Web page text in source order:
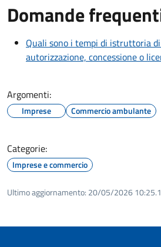
Domande
Quali sono i tempi di istruttoria
autorizzazione, concessione o
Argomenti:
Imprese Commercio ambulante
Categorie:
Imprese e commercio
Ultimo aggiornamento: 20/05/2026